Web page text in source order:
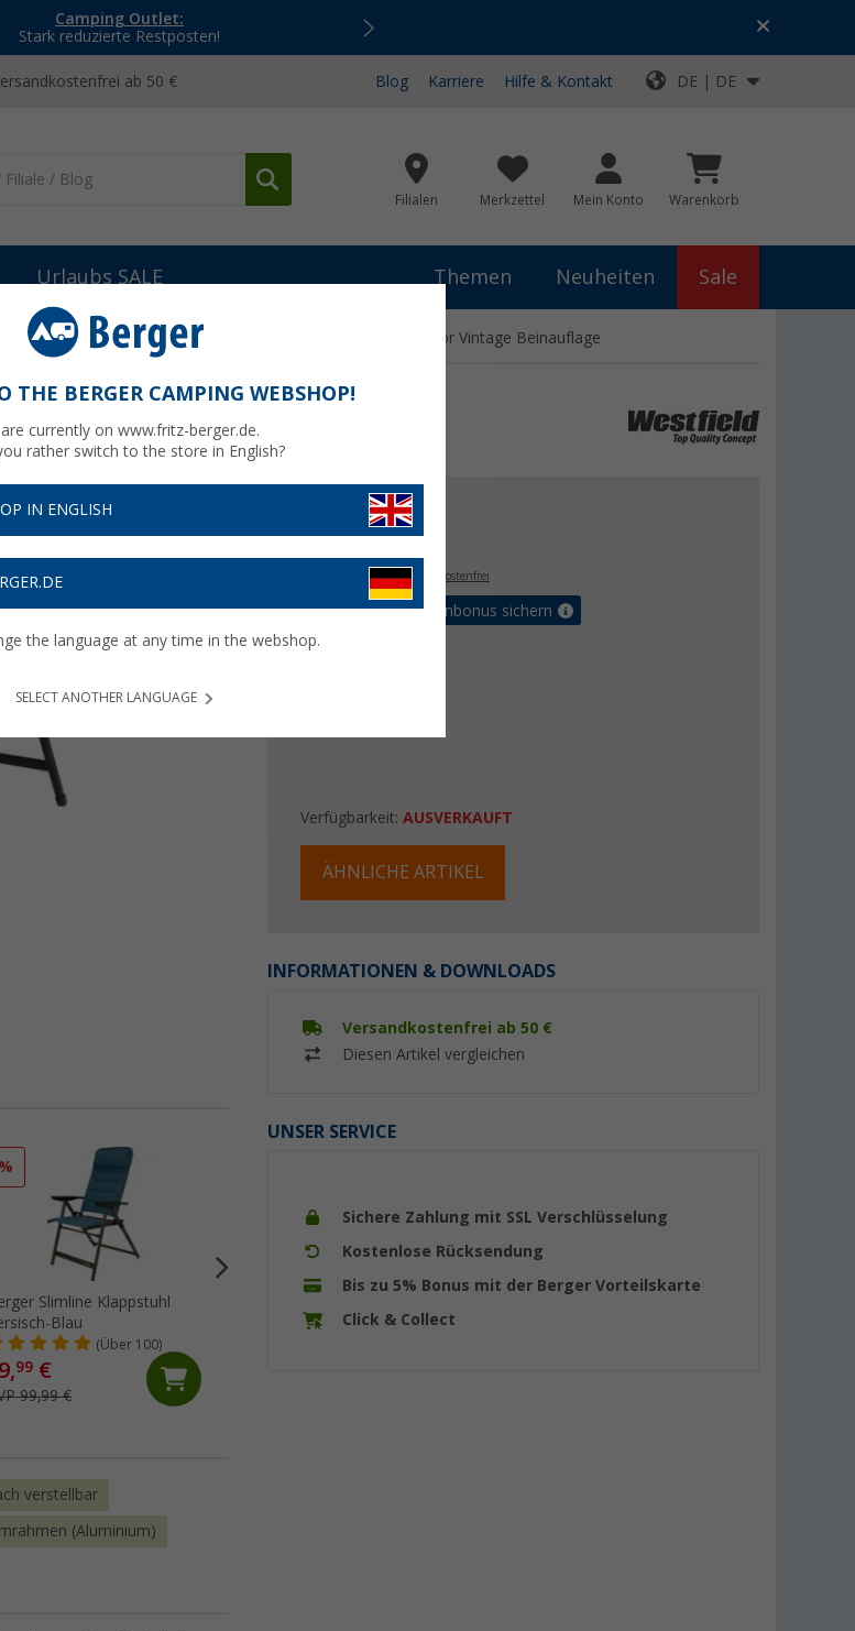
Camping Outlet:
Stark reduzierte Restposten!
Top-Deals für dein Abenteuer!
ab 50 € Blog Karriere Hilfe & Kontakt DE | DE
Filialen Merkzettel Mein Konto Warenkorb
Urlaubs SALE Themen Neuheiten Sale
Traveller Vintage Klappstuhl 7-fach verstellbar inklusive Inventor Vintage Beinauflage
inklusive Inventor
154,90 €
109,- €
Preise inkl. MwSt.,versandkostenfrei
3,27€ Vorteilskartenbonus sichern
Verfügbarkeit: AUSVERKAUFT
ÄHNLICHE ARTIKEL
INFORMATIONEN & DOWNLOADS
Versandkostenfrei ab 50 €
Diesen Artikel vergleichen
UNSER SERVICE
Sichere Zahlung mit SSL Verschlüsselung
Kostenlose Rücksendung
Bis zu 5% Bonus mit der Berger Vorteilskarte
Click & Collect
%
Slimline Klappstuhl
Blau
(Über 100)
99 €
99,99 €
verstellbar
(Aluminium)
THE BERGER CAMPING WEBSHOP!
are currently on www.fritz-berger.de.
rather switch to the store in English?
IN ENGLISH
the language at any time in the webshop.
SELECT ANOTHER LANGUAGE